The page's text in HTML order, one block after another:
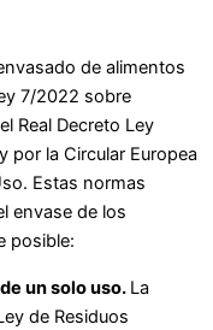
de alimentos
7/2022 sobre
Real Decreto Ley
por la Circular Europea
Estas normas
envase de los
posible:
un solo uso. La
de Residuos